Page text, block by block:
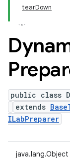
tearDown
public class
extends
ILabPreparer
java.lang.Object